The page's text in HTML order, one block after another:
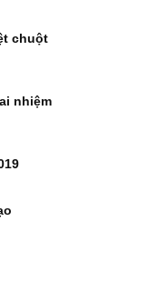
chuột
nhiệm